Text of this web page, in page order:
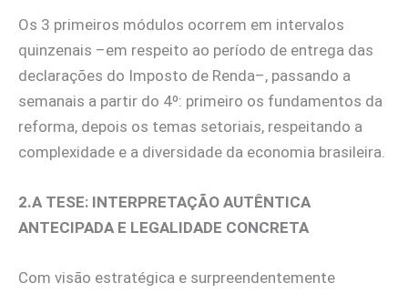
Os 3 primeiros módulos ocorrem em intervalos
quinzenais –em respeito ao período de entrega das
declarações do Imposto de Renda–, passando a
semanais a partir do 4º: primeiro os fundamentos da
reforma, depois os temas setoriais, respeitando a
complexidade e a diversidade da economia brasileira.
2.A TESE: INTERPRETAÇÃO AUTÊNTICA
ANTECIPADA E LEGALIDADE CONCRETA
Com visão estratégica e surpreendentemente